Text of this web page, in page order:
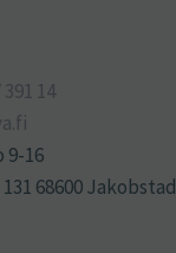
14
16
68600 Jakobstad